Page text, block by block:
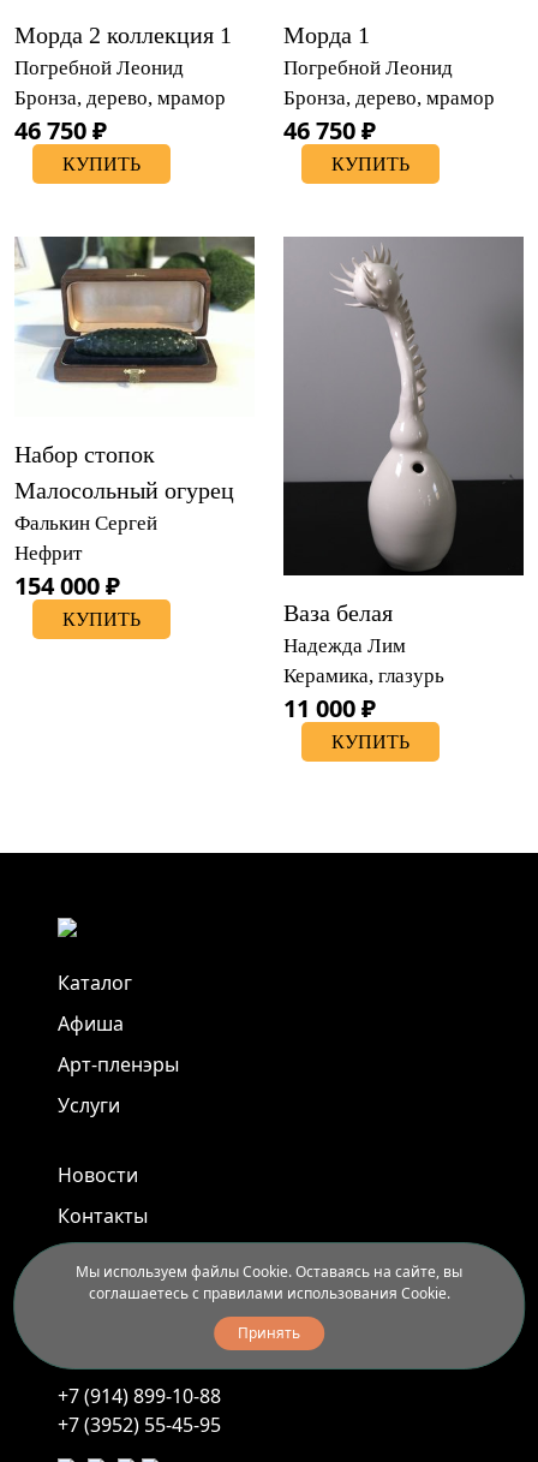
Морда 2 коллекция 1
Погребной Леонид
Бронза, дерево, мрамор
46 750 ₽
КУПИТЬ
Морда 1
Погребной Леонид
Бронза, дерево, мрамор
46 750 ₽
КУПИТЬ
Набор стопок
Малосольный огурец
Фалькин Сергей
Нефрит
154 000 ₽
КУПИТЬ Ваза белая
Надежда Лим
Керамика, глазурь
11 000 ₽
КУПИТЬ
Каталог
Афиша
Арт-пленэры
Услуги
Новости
Контакты
Иркутск, ул. Седова, 40
Ежедневно с 11.00 до 20.00
+7 (914) 899-10-88
+7 (3952) 55-45-95
Мы используем файлы Cookie. Оставаясь на сайте, вы
соглашаетесь с правилами использования Cookie.
Принять